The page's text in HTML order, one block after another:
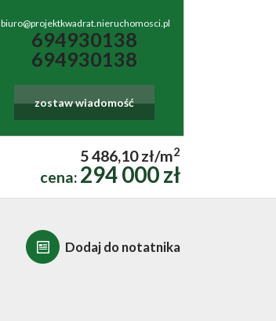
biuro@projektkwadrat.nieruchomosci.pl
694930138
694930138
zostaw wiadomość
5 486,10 zł/m2
cena: 294 000 zł
Dodaj do notatnika